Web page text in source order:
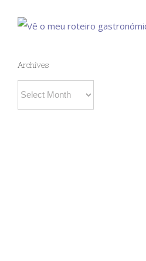
Archives